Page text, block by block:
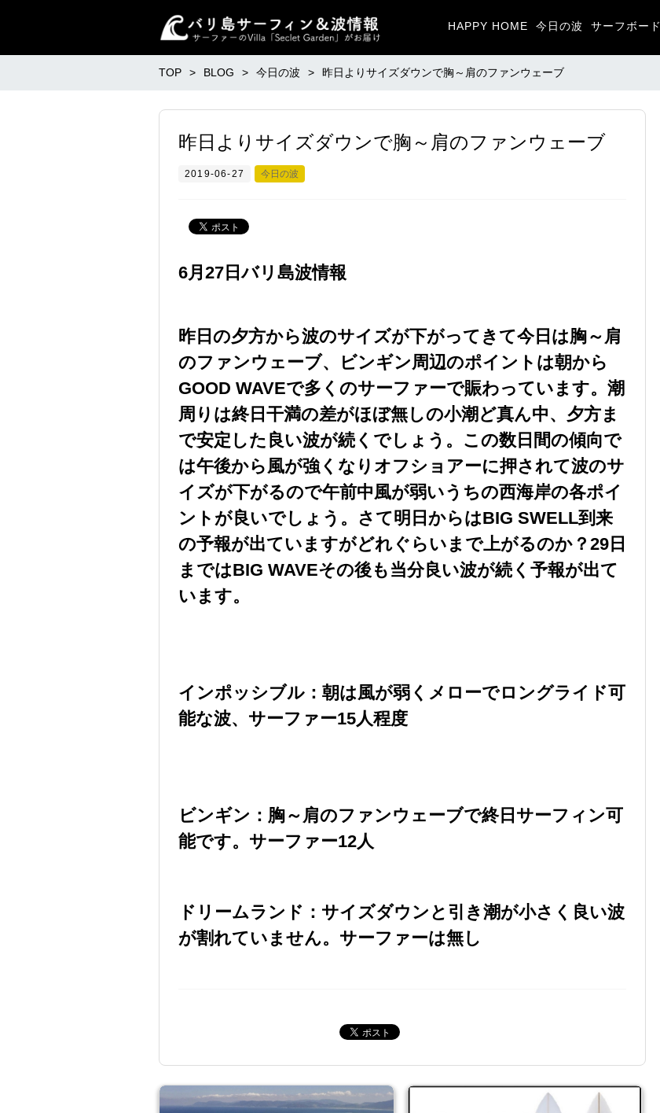
HAPPY HOME 今日の波 サーフボード
TOP BLOG 今日の波 昨日よりサイズダウンで胸～肩のファンウェーブ
昨日よりサイズダウンで胸～肩のファンウェーブ
2019-06-27 今日の波
6月27日バリ島波情報
昨日の夕方から波のサイズが下がってきて今日は胸～肩
のファンウェーブ、ビンギン周辺のポイントは朝から
GOOD WAVEで多くのサーファーで賑わっています。潮
周りは終日干満の差がほぼ無しの小潮ど真ん中、夕方ま
で安定した良い波が続くでしょう。この数日間の傾向で
は午後から風が強くなりオフショアーに押されて波のサ
イズが下がるので午前中風が弱いうちの西海岸の各ポイ
ントが良いでしょう。さて明日からはBIG SWELL到来
の予報が出ていますがどれぐらいまで上がるのか？29日
まではBIG WAVEその後も当分良い波が続く予報が出て
います。
インポッシブル：朝は風が弱くメローでロングライド可
能な波、サーファー15人程度
ビンギン：胸～肩のファンウェーブで終日サーフィン可
能です。サーファー12人
ドリームランド：サイズダウンと引き潮が小さく良い波
が割れていません。サーファーは無し